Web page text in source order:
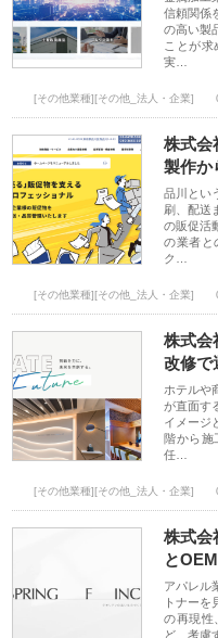
信頼関係
の高い製
ことが
実…
[その他業種][その他_法人・企業]
株式会
製作か
品川とい
刷、配送
の販促活
の業者と
ク…
[その他業種][その他_法人・企業]
株式会
改修で
ホテルや
が直面す
イメージ
階から施
任…
[その他業種][その他_法人・企業]
株式会
と
アパレル
トナーを
の再現性
ど、考慮